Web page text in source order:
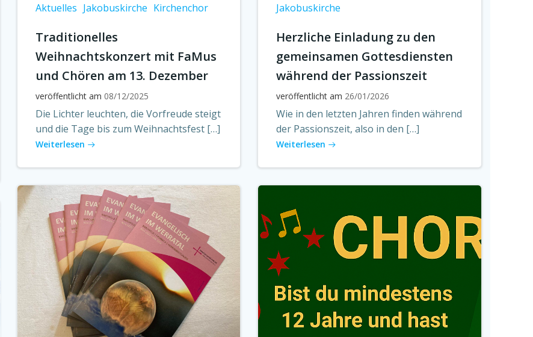
Jakobuskirche
Herzliche Einladung zu den
gemeinsamen Gottesdiensten
während der Passionszeit
veröffentlicht am 26/01/2026
Wie in den letzten Jahren finden während
der Passionszeit, also in den […]
Weiterlesen
Aktuelles Jakobuskirche Kirchenchor
Traditionelles
Weihnachtskonzert mit FaMus
und Chören am 13. Dezember
veröffentlicht am 08/12/2025
Die Lichter leuchten, die Vorfreude steigt
und die Tage bis zum Weihnachtsfest […]
Weiterlesen